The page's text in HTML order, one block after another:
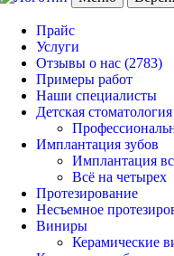
Прайс
Услуги
Отзывы о нас (2783)
Примеры работ
Наши специалисты
Детская стоматология
Имплантация зубов
Имплантация
Всё на четырех
Протезирование
Несъемное
Виниры
Керамические